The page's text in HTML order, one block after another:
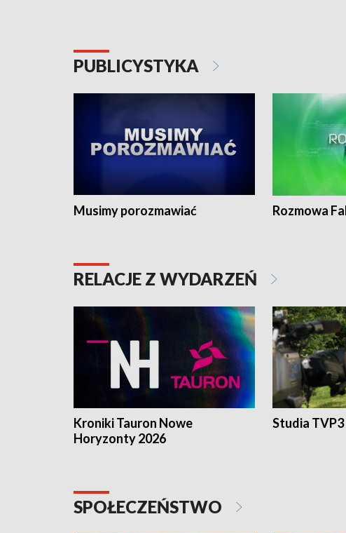
PUBLICYSTYKA
Musimy porozmawiać Rozmowa
RELACJE Z WYDARZEŃ
Kroniki Tauron Nowe
Horyzonty 2026
Studia
SPOŁECZEŃSTWO